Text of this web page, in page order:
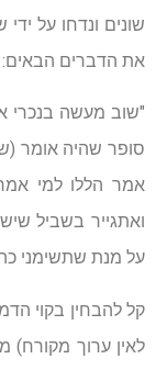
שונים ונדחו על
את הדברים הבאים:
"שוב מעשה בנכרי
סופר שהיה אומר
אמר הללו למי
ואתגייר בשביל
על מנת שתשימני
קל להבחין בקוי
לאין ערוך מקורח)